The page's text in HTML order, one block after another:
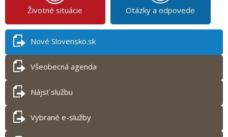
Životné situácie Otázky a odpovede
Nové Slovensko.sk
Všeobecná agenda
Nájsť službu
Vybrané e-služby